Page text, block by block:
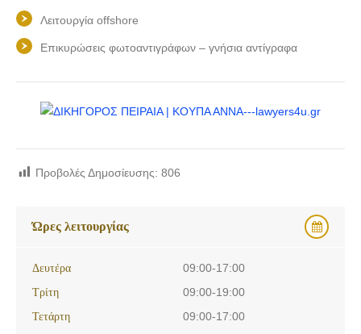
Λειτουργία offshore
Επικυρώσεις φωτοαντιγράφων – γνήσια αντίγραφα
Προβολές Δημοσίευσης: 806
Ώρες λειτουργίας
Δευτέρα
09:00-17:00
Τρίτη
09:00-19:00
Τετάρτη
09:00-17:00